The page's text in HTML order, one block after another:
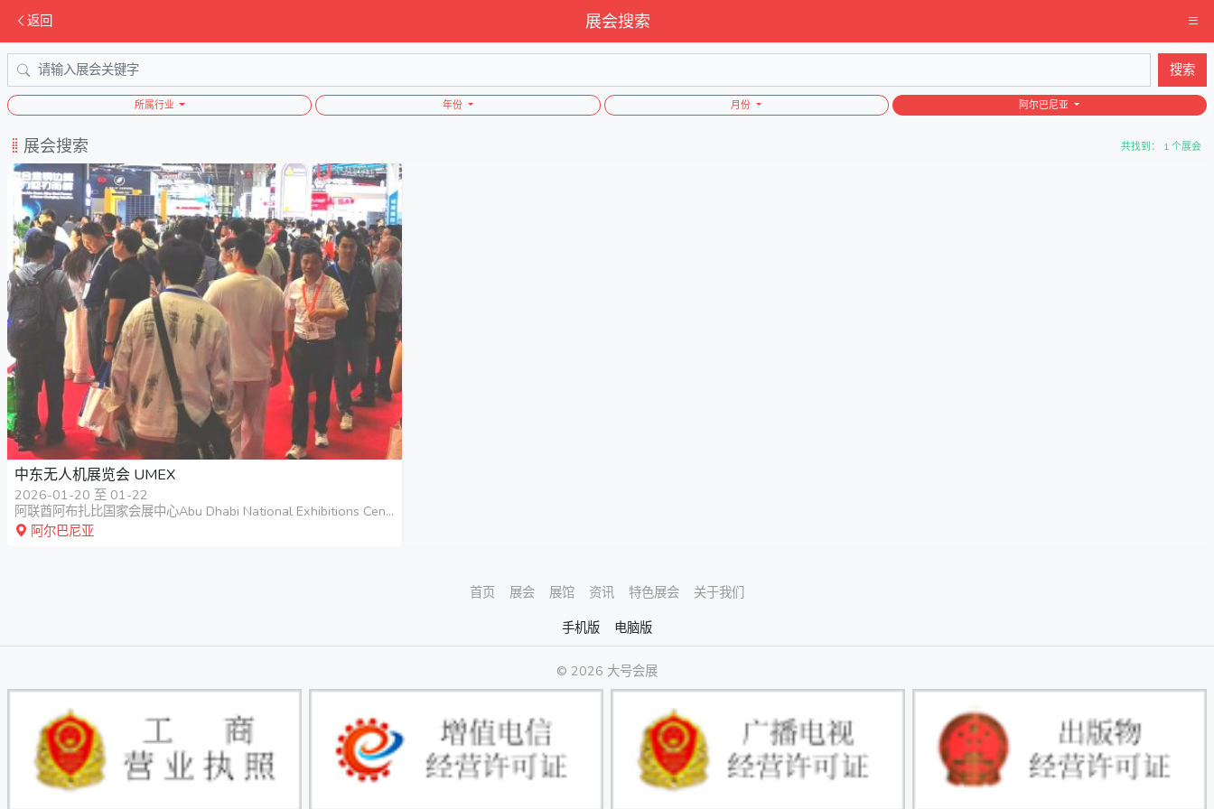
返回 展会搜索
搜索
所属行业 年份 月份 阿尔巴尼亚
展会搜索 共找到： 1 个展会
中东无人机展览会 UMEX
2026-01-20 至 01-22
阿联酋阿布扎比国家会展中心Abu Dhabi National Exhibitions Centre, ADNEC
阿尔巴尼亚
首页 展会 展馆 资讯 特色展会
关于我们
手机版
电脑版
© 2026 大号会展